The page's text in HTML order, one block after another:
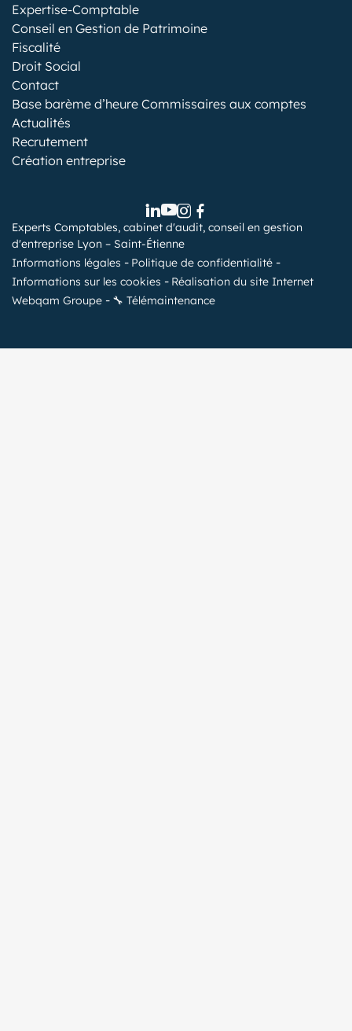
Expertise-Comptable
Conseil en Gestion de Patrimoine
Fiscalité
Droit Social
Contact
Base barème d’heure Commissaires aux comptes
Actualités
Recrutement
Création entreprise
Experts Comptables, cabinet d'audit, conseil en gestion
d'entreprise Lyon – Saint-Étienne
Informations légales
Politique de confidentialité
Informations sur les cookies
Réalisation du site Internet
Webqam Groupe
🔧 Télémaintenance